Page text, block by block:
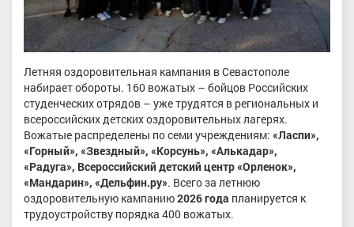
Летняя оздоровительная кампания в Севастополе
набирает обороты. 160 вожатых – бойцов Российских
студенческих отрядов – уже трудятся в региональных и
всероссийских детских оздоровительных лагерях.
Вожатые распределены по семи учреждениям: «Ласпи»,
«Горный», «Звездный», «Корсунь», «Алькадар»,
«Радуга», Всероссийский детский центр «Орленок»,
«Мандарин», «Дельфин.ру». Всего за летнюю
оздоровительную кампанию2026 года планируется к
трудоустройству порядка 400 вожатых.